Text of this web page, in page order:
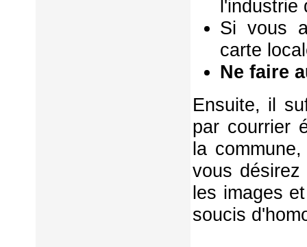
l'industrie
Si vous
carte
Ne faire
Ensuite, il
par courrier
la
vous
les images
soucis